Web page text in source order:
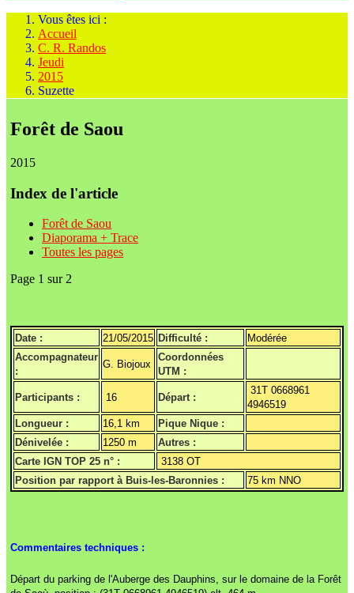
Vous êtes ici :
Accueil
C. R. Randos
Jeudi
2015
Suzette
Forêt de Saou
2015
Index de l'article
Forêt de Saou
Diaporama + Trace
Toutes les pages
Page 1 sur 2
Date : 21/05/2015 Difficulté :
Modérée
Accompagnateur
:
G. Biojoux
Coordonnées
UTM :
Participants : 16 Départ :
31T 0668961
4946519
Longueur :
16,1 km
Pique Nique :
Dénivelée :
1250 m
Autres :
Carte IGN TOP 25 n° :
3138 OT
Position par rapport à Buis-les-Baronnies :
75 km NNO
Commentaires techniques :
Départ du parking de l'Auberge des Dauphins, sur le domaine de la Forêt